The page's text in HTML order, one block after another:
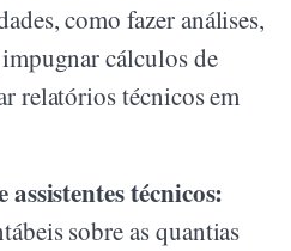
como fazer análises,
cálculos de
relatórios técnicos em
técnicos:
sobre as quantias